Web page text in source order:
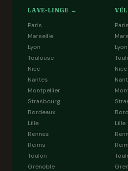
LAVE-LINGE →
Paris
Marseille
Lyon
Toulouse
Nice
Nantes
Montpellier
Strasbourg
Bordeaux
Lille
Rennes
Reims
Toulon
Grenoble
Paris
Lyon
Nice
Lille